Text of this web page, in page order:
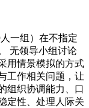
一组）在不指定
无领导小组讨论
用情景模拟的方式
工作相关问题，让
组织协调能力、口
定性、处理人际关